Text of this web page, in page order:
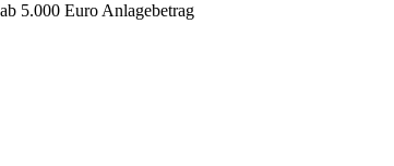
5.000 Euro Anlagebetrag